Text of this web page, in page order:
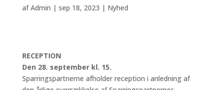
afAdmin | sep 18, 2023 | Nyhed
RECEPTION
Den 28. september kl. 15.
Sparringspartnerne afholder reception i anledning af